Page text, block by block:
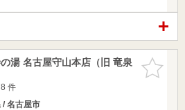
お気に入
りに追加
湯 名古屋守山本店（旧 竜泉
件
/ 名古屋市